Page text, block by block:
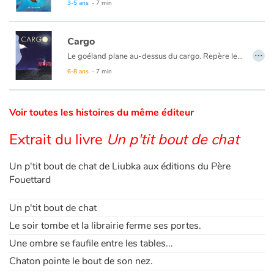
Catalogue anglais
Contraste +
Aide
Accueil
Famille
Écoles
Médiathèques
Vidéos & Tutoriaux
3-5 ans - 7 min
Cargo
Le goéland plane au-dessus du cargo. Repère le Capitaine, si petit d’en haut qu’il le reconnaît à peine.
6-8 ans - 7 min
…
Voir toutes les histoires du même éditeur
Extrait du livre Un p'tit bout de chat
Un p'tit bout de chat de Liubka aux éditions du Père
Fouettard
Un p'tit bout de chat
Le soir tombe et la librairie ferme ses portes.
Une ombre se faufile entre les tables...
Chaton pointe le bout de son nez.